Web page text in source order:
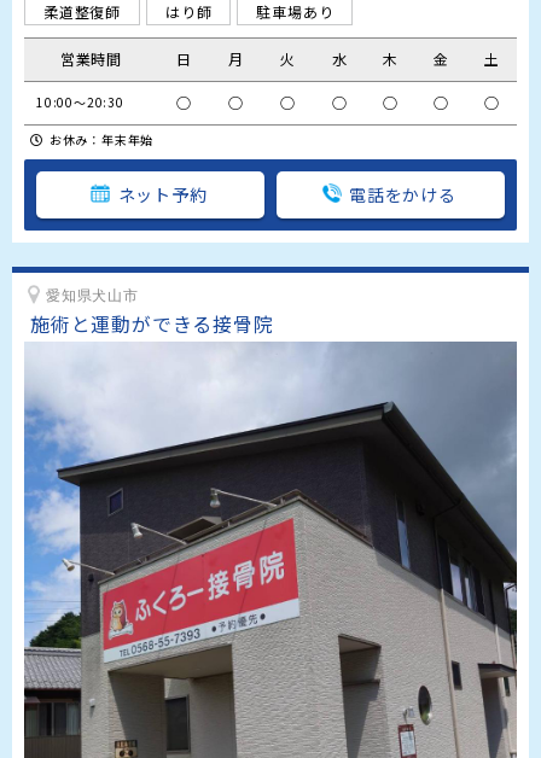
柔道整復師
はり師 駐車場あり
営業時間 日 月 火 水 木 金 土
10:00～20:30 ○ ○ ○ ○ ○ ○ ○
お休み：年末年始
ネット予約 電話をかける
愛知県犬山市
施術と運動ができる接骨院